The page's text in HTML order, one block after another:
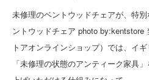
未修理のベントウッドチェアが、特
ントウッドチェア photo by:kentstore
トアオンラインショップ）では、イ
「未修理の状態のアンティーク家具